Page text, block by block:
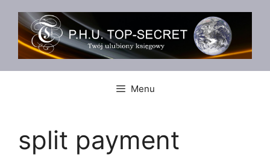
treści
Menu
split payment